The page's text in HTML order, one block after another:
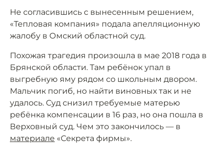
Не согласившись с вынесенным решением,
«Тепловая компания» подала апелляционную
жалобу в Омский областной суд.
Похожая трагедия произошла в мае 2018 года в
Брянской области. Там ребёнок упал в
выгребную яму рядом со школьным двором.
Мальчик погиб, но найти виновных так и не
удалось. Суд снизил требуемые матерью
ребёнка компенсации в 16 раз, но она пошла в
Верховный суд. Чем это закончилось — в
материале «Секрета фирмы».